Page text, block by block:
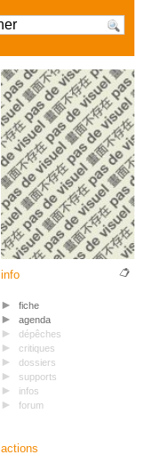
info
fiche
agenda
dépêches
critiques
dossiers
supports
infos
forum
actions